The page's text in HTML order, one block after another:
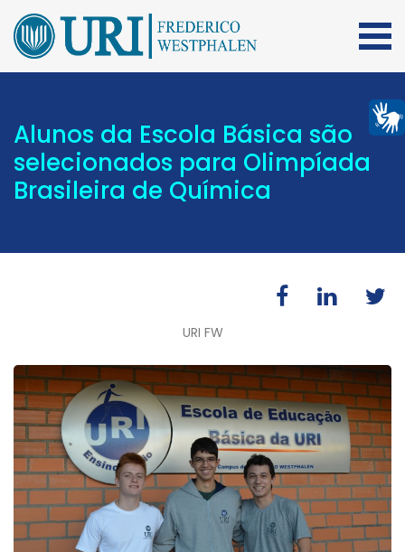
Alunos da Escola Básica são
selecionados para Olimpíada
Brasileira de Química
URI FW